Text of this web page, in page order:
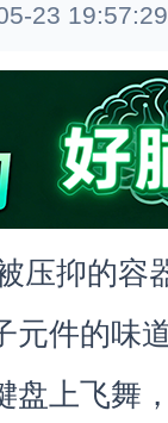
23
压抑的容
元件的味
盘上飞舞